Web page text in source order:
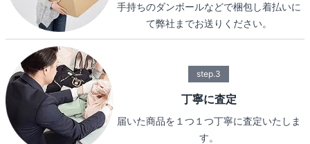
手持ちのダンボールなどで梱包し着払いに
て弊社までお送りください。
step.3
丁寧に査定
届いた商品を１つ１つ丁寧に査定いたしま
す。